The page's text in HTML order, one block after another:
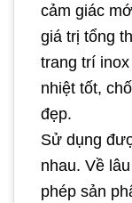
cảm giác
giá trị tổng
trang trí
nhiệt tốt,
đẹp.
Sử dụng
nhau. Về
phép sản